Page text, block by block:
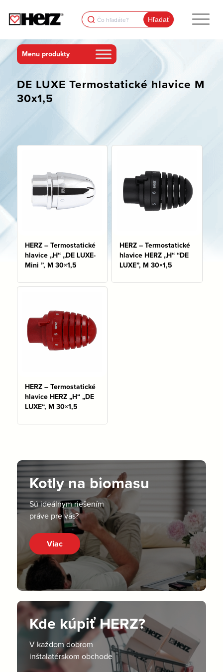
Search
for:
DE LUXE Termostatické hlavice M
30x1,5
HERZ – Termostatické
hlavice „H“ „DE LUXE-
Mini ”, M 30×1,5
HERZ – Termostatické
hlavice HERZ „H“ “DE
LUXE”, M 30×1,5
HERZ – Termostatické
hlavice HERZ „H“ „DE
LUXE“, M 30×1,5
Kotly na biomasu
Sú ideálnym riešením
práve pre vás?
Viac
Kde kúpiť HERZ?
V každom dobrom
inštalatérskom obchode